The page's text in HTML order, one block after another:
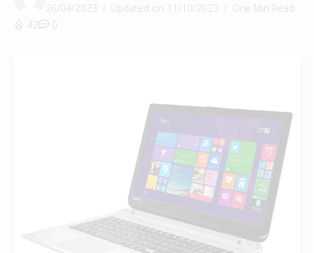
26/04/2023
Updated on 11/10/2023
One Min Read
42
0